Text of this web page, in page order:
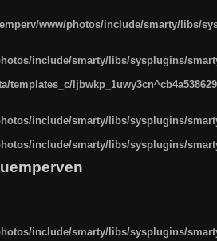
www/photos/include/smarty/libs/
include/smarty/libs/sysplugins/
include/smarty/libs/sysplugins/
include/smarty/libs/sysplugins/
include/smarty/libs/sysplugins/